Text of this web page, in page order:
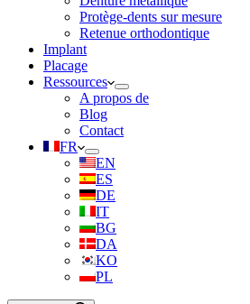
Protège-dents sur mesure
Retenue orthodontique
Implant
Placage
Ressources
A propos de
Blog
Contact
FR
EN
ES
DE
IT
BG
DA
KO
PL